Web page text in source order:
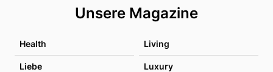
Unsere Magazine
Health Living
Liebe Luxury